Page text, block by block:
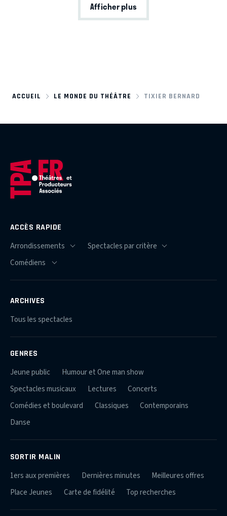
Afficher plus
ACCUEIL LE MONDE DU THÉÂTRE TIXIER BERNARD
ACCÈS RAPIDE
ARCHIVES
Tous les spectacles
GENRES
Jeune public
Humour et One man show
Spectacles musicaux
Lectures
Concerts
Comédies et boulevard
Classiques
Contemporains
Danse
SORTIR MALIN
1ers aux premières Dernières minutes
Meilleures offres
Place Jeunes
Carte de fidélité Top recherches